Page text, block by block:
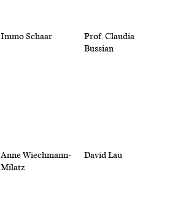
Immo Schaar
Prof. Claudia
Bussian
Anne Wiechmann-
Milatz
David Lau